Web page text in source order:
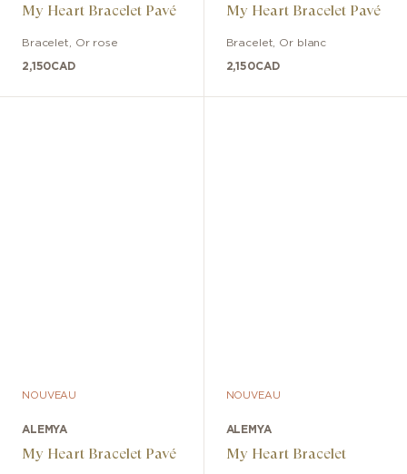
My Heart Bracelet Pavé
Bracelet Or rose
2,150CAD
My Heart Bracelet Pavé
Bracelet Or blanc
2,150CAD
NOUVEAU
ALEMYA
My Heart Bracelet Pavé
NOUVEAU
ALEMYA
My Heart Bracelet